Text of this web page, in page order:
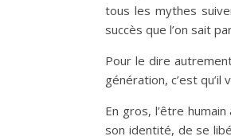
tous les mythes
succès que l’on sait
Pour le dire
génération, c’est
En gros, l’être
son identité, de se